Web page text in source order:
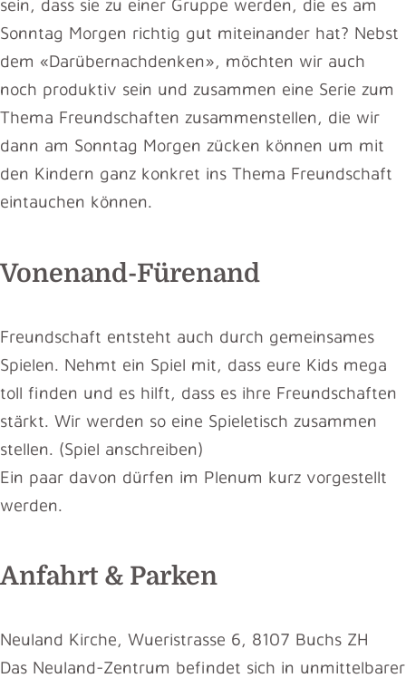
sein, dass sie zu einer Gruppe werden, die es am
Sonntag Morgen richtig gut miteinander hat? Nebst
dem «Darübernachdenken», möchten wir auch
noch produktiv sein und zusammen eine Serie zum
Thema Freundschaften zusammenstellen, die wir
dann am Sonntag Morgen zücken können um mit
den Kindern ganz konkret ins Thema Freundschaft
eintauchen können.
Vonenand-Fürenand
Freundschaft entsteht auch durch gemeinsames
Spielen. Nehmt ein Spiel mit, dass eure Kids mega
toll finden und es hilft, dass es ihre Freundschaften
stärkt. Wir werden so eine Spieletisch zusammen
stellen. (Spiel anschreiben)
Ein paar davon dürfen im Plenum kurz vorgestellt
werden.
Anfahrt & Parken
Neuland Kirche, Wueristrasse 6, 8107 Buchs ZH
Das Neuland-Zentrum befindet sich in unmittelbarer